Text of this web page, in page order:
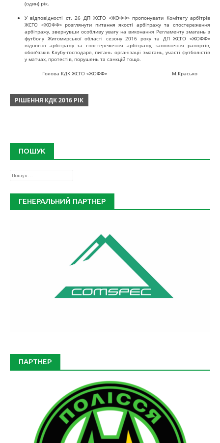
(один) рік.
У відповідності ст. 26 ДП ЖСГО «ЖОФФ» пропонувати Комітету арбітрів
ЖСГО «ЖОФФ» розглянути питання якості арбітражу та спостереження
арбітражу, звернувши особливу увагу на виконання Регламенту змагань з
футболу Житомирської області сезону 2016 року та ДП ЖСГО «ЖОФФ»
відносно арбітражу та спостереження арбітражу, заповнення рапортів,
обов’язків Клубу-господаря, питань організації змагань, участі футболістів
у матчах, протестів, порушень та санкцій тощо.
Голова КДК ЖСГО «ЖОФФ» М.Красько
РІШЕННЯ КДК 2016 РІК
ПОШУК
Пошук:
ГЕНЕРАЛЬНИЙ ПАРТНЕР
ПАРТНЕР